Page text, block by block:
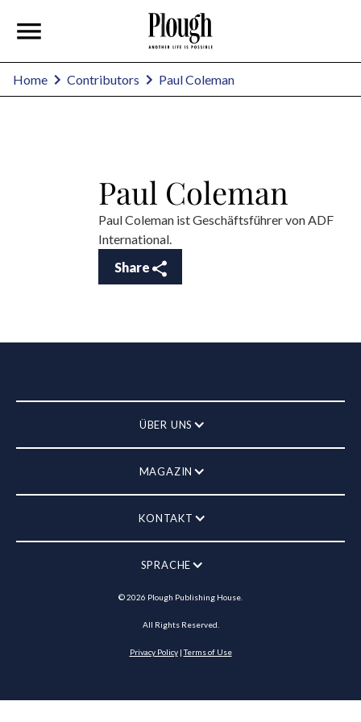
Home Contributors Paul Coleman
Paul Coleman
Paul Coleman ist Geschäftsführer von ADF
International.
Share
ÜBER UNS
MAGAZIN
KONTAKT
SPRACHE
©2026 Plough Publishing House.
All Rights Reserved.
Privacy Policy|Terms of Use